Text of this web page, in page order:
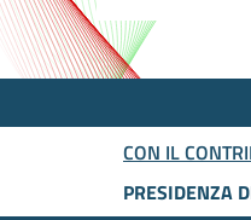
CON IL
PRESIDENZA